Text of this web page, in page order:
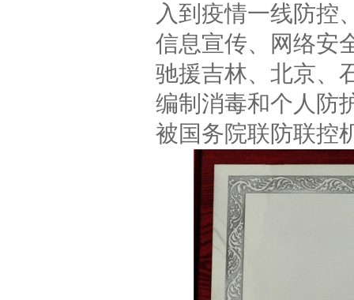
入到疫情一线防控
信息宣传、网络安
驰援吉林、北京、
编制消毒和个人防
被国务院联防联控